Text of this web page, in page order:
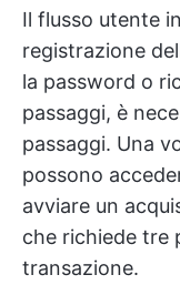
Il flusso utente
registrazione
la password o
passaggi, è
passaggi. Una
possono
avviare un
che richiede tre
transazione.